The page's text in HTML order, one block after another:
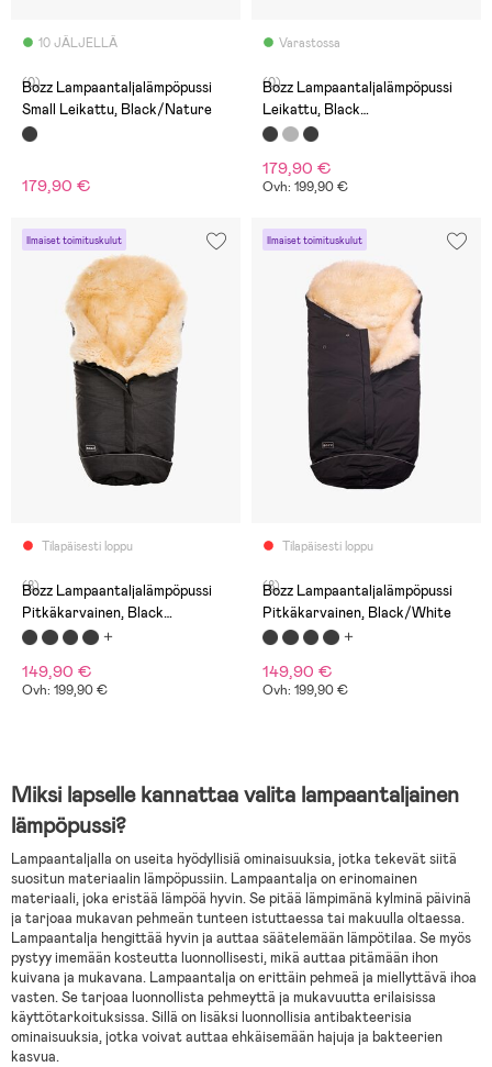
10 JÄLJELLÄ
(0)
Bozz Lampaantaljalämpöpussi
Small Leikattu, Black/Nature
179,90 €
Varastossa
(0)
Bozz Lampaantaljalämpöpussi
Leikattu, Black
Melange/Nature
179,90 €
Ovh: 199,90 €
Ilmaiset toimituskulut
Tilapäisesti loppu
(8)
Bozz Lampaantaljalämpöpussi
Pitkäkarvainen, Black
Melange/Nature
149,90 €
Ovh: 199,90 €
Ilmaiset toimituskulut
Tilapäisesti loppu
(8)
Bozz Lampaantaljalämpöpussi
Pitkäkarvainen, Black/White
149,90 €
Ovh: 199,90 €
Miksi lapselle kannattaa valita lampaantaljainen
lämpöpussi?
Lampaantaljalla on useita hyödyllisiä ominaisuuksia, jotka tekevät siitä
suositun materiaalin lämpöpussiin. Lampaantalja on erinomainen
materiaali, joka eristää lämpöä hyvin. Se pitää lämpimänä kylminä päivinä
ja tarjoaa mukavan pehmeän tunteen istuttaessa tai makuulla oltaessa.
Lampaantalja hengittää hyvin ja auttaa säätelemään lämpötilaa. Se myös
pystyy imemään kosteutta luonnollisesti, mikä auttaa pitämään ihon
kuivana ja mukavana. Lampaantalja on erittäin pehmeä ja miellyttävä ihoa
vasten. Se tarjoaa luonnollista pehmeyttä ja mukavuutta erilaisissa
käyttötarkoituksissa. Sillä on lisäksi luonnollisia antibakteerisia
ominaisuuksia, jotka voivat auttaa ehkäisemään hajuja ja bakteerien
kasvua.